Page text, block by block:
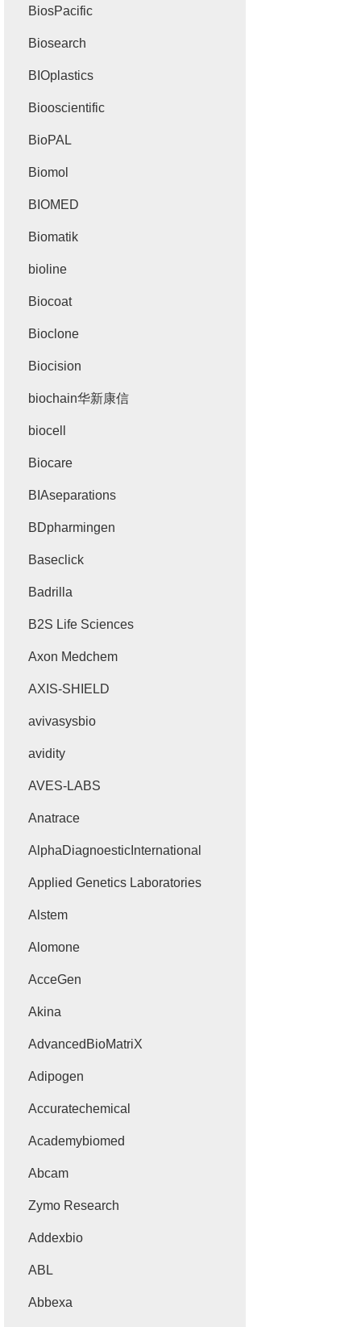
BiosPacific
Biosearch
BIOplastics
Biooscientific
BioPAL
Biomol
BIOMED
Biomatik
bioline
Biocoat
Bioclone
Biocision
biochain华新康信
biocell
Biocare
BIAseparations
BDpharmingen
Baseclick
Badrilla
B2S Life Sciences
Axon Medchem
AXIS-SHIELD
avivasysbio
avidity
AVES-LABS
Anatrace
AlphaDiagnoesticInternational
Applied Genetics Laboratories
Alstem
Alomone
AcceGen
Akina
AdvancedBioMatriX
Adipogen
Accuratechemical
Academybiomed
Abcam
Zymo Research
Addexbio
ABL
Abbexa